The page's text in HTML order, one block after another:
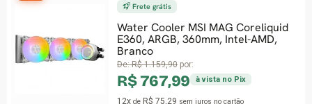
Frete grátis
Water Cooler MSI MAG Coreliquid
E360, ARGB, 360mm, Intel-AMD,
Branco
De:R$ 1.159,90por:
R$ 767,99 à vista no Pix
12xdeR$ 75,29sem juros no cartão